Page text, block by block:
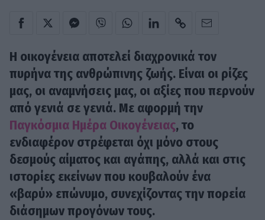
Η οικογένεια αποτελεί διαχρονικά τον
πυρήνα της ανθρώπινης ζωής. Είναι οι ρίζες
μας, οι αναμνήσεις μας, οι αξίες που περνούν
από γενιά σε γενιά. Με αφορμή την
Παγκόσμια Ημέρα Οικογένειας, το
ενδιαφέρον στρέφεται όχι μόνο στους
δεσμούς αίματος και αγάπης, αλλά και στις
ιστορίες εκείνων που κουβαλούν ένα
«βαρύ» επώνυμο, συνεχίζοντας την πορεία
διάσημων προγόνων τους.